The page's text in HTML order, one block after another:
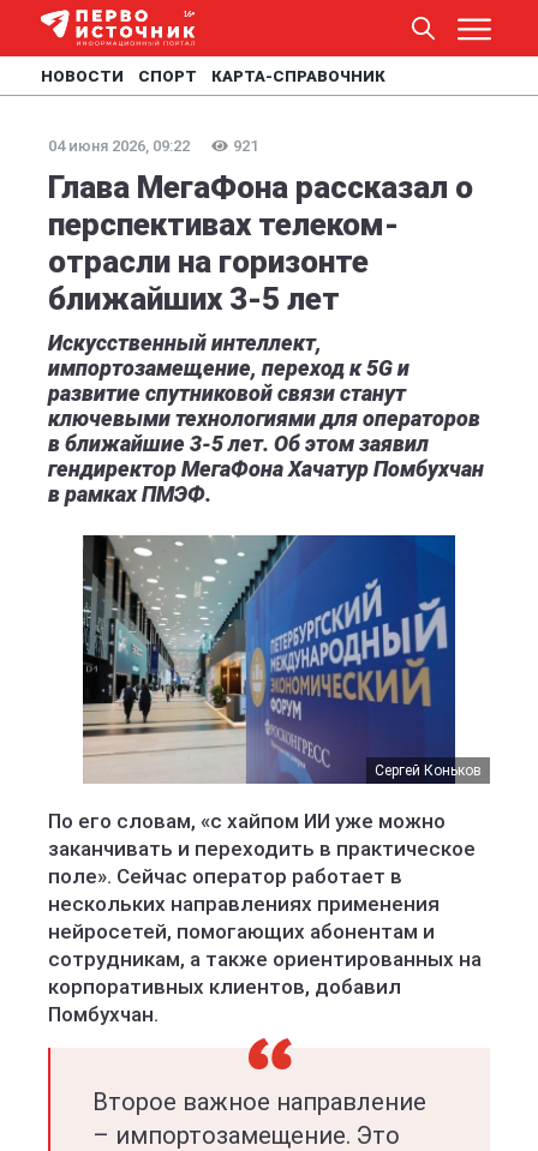
НОВОСТИ СПОРТ КАРТА-СПРАВОЧНИК
04 июня 2026, 09:22 921
Глава МегаФона рассказал о
перспективах телеком-
отрасли на горизонте
ближайших 3-5 лет
Искусственный интеллект,
импортозамещение, переход к 5G и
развитие спутниковой связи станут
ключевыми технологиями для операторов
в ближайшие 3-5 лет. Об этом заявил
гендиректор МегаФона Хачатур Помбухчан
в рамках ПМЭФ.
Сергей Коньков
По его словам, «с хайпом ИИ уже можно
заканчивать и переходить в практическое
поле». Сейчас оператор работает в
нескольких направлениях применения
нейросетей, помогающих абонентам и
сотрудникам, а также ориентированных на
корпоративных клиентов, добавил
Помбухчан.
Второе важное направление
– импортозамещение. Это